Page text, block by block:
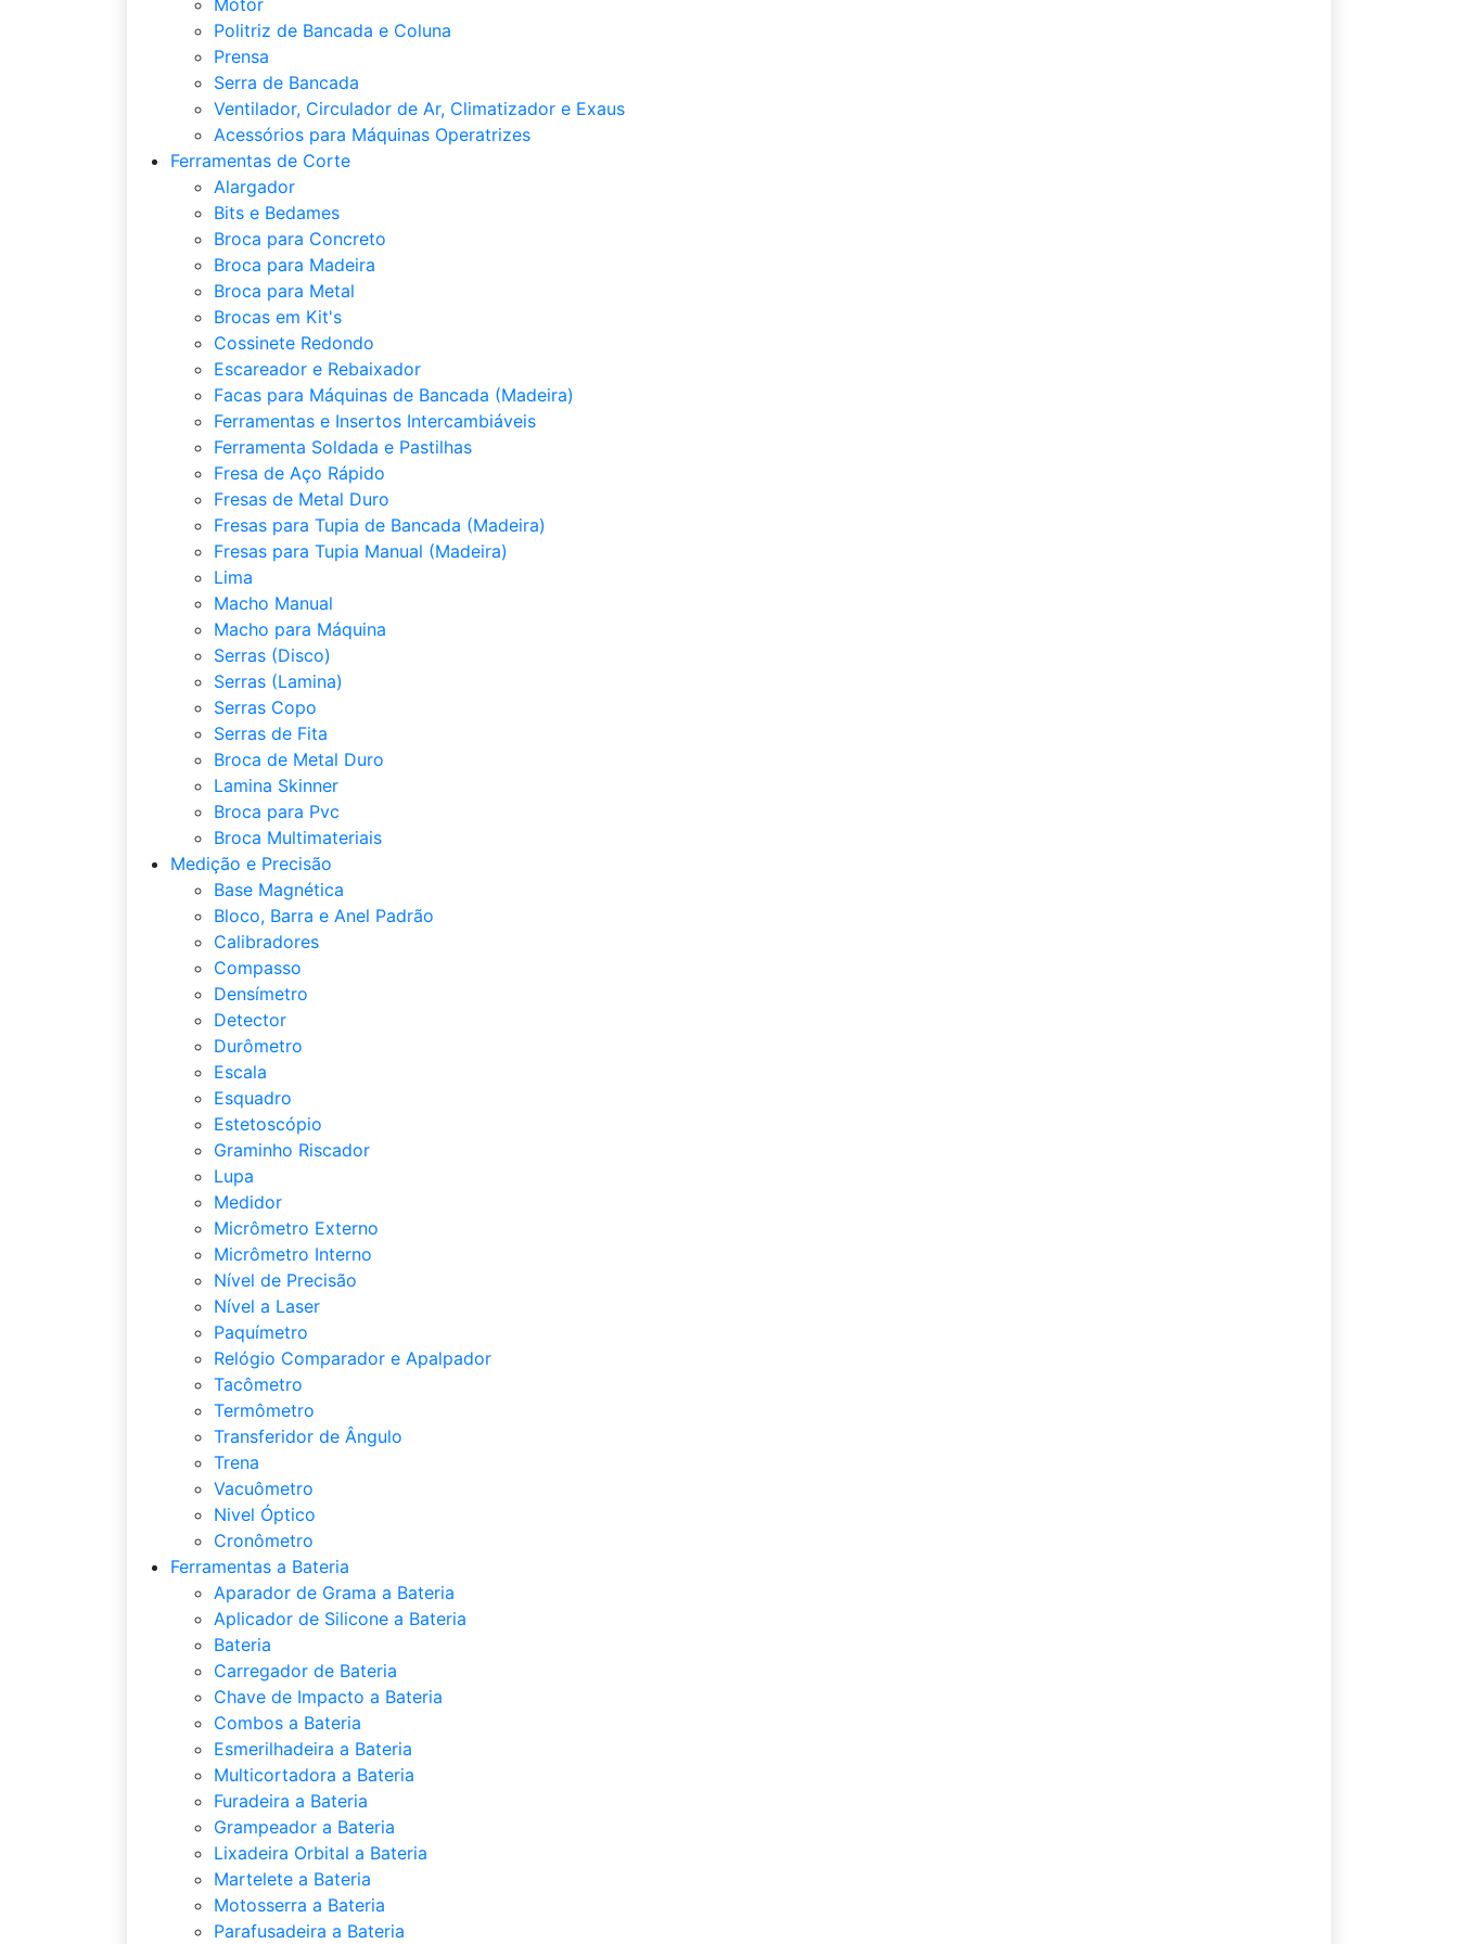
Motor
Politriz de Bancada e Coluna
Prensa
Serra de Bancada
Ventilador, Circulador de Ar, Climatizador e Exaus
Acessórios para Máquinas Operatrizes
Ferramentas de Corte
Alargador
Bits e Bedames
Broca para Concreto
Broca para Madeira
Broca para Metal
Brocas em Kit's
Cossinete Redondo
Escareador e Rebaixador
Facas para Máquinas de Bancada (Madeira)
Ferramentas e Insertos Intercambiáveis
Ferramenta Soldada e Pastilhas
Fresa de Aço Rápido
Fresas de Metal Duro
Fresas para Tupia de Bancada (Madeira)
Fresas para Tupia Manual (Madeira)
Lima
Macho Manual
Macho para Máquina
Serras (Disco)
Serras (Lamina)
Serras Copo
Serras de Fita
Broca de Metal Duro
Lamina Skinner
Broca para Pvc
Broca Multimateriais
Medição e Precisão
Base Magnética
Bloco, Barra e Anel Padrão
Calibradores
Compasso
Densímetro
Detector
Durômetro
Escala
Esquadro
Estetoscópio
Graminho Riscador
Lupa
Medidor
Micrômetro Externo
Micrômetro Interno
Nível de Precisão
Nível a Laser
Paquímetro
Relógio Comparador e Apalpador
Tacômetro
Termômetro
Transferidor de Ângulo
Trena
Vacuômetro
Nivel Óptico
Cronômetro
Ferramentas a Bateria
Aparador de Grama a Bateria
Aplicador de Silicone a Bateria
Bateria
Carregador de Bateria
Chave de Impacto a Bateria
Combos a Bateria
Esmerilhadeira a Bateria
Multicortadora a Bateria
Furadeira a Bateria
Grampeador a Bateria
Lixadeira Orbital a Bateria
Martelete a Bateria
Motosserra a Bateria
Parafusadeira a Bateria